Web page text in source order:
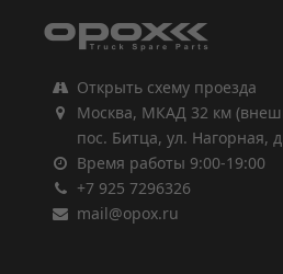
Открыть схему проезда
Москва, МКАД 32 км
пос. Битца, ул. Нагорная,
Время работы 9:00-19:00
+7 925 7296326
mail@opox.ru